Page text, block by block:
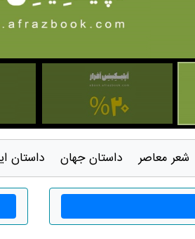
شعر معاصر داستان جهان داستان